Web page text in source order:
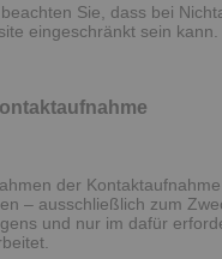
Sie, dass bei
eingeschränkt sein kann.
der
– ausschließlich zum
und nur im dafür